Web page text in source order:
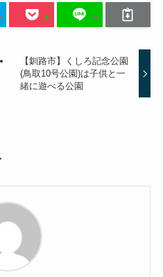
【釧路市】くしろ記念公園
(鳥取10号公園)は子供と一
緒に遊べる公園